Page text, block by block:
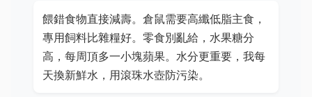
餵錯食物直接減壽。倉鼠需要高纖低脂主食，
專用飼料比雜糧好。零食別亂給，水果糖分
高，每周頂多一小塊蘋果。水分更重要，我每
天換新鮮水，用滾珠水壺防污染。